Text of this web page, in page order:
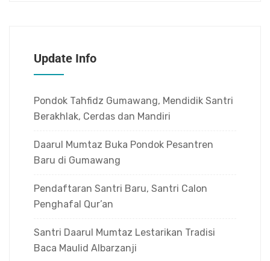
Update Info
Pondok Tahfidz Gumawang, Mendidik Santri
Berakhlak, Cerdas dan Mandiri
Daarul Mumtaz Buka Pondok Pesantren
Baru di Gumawang
Pendaftaran Santri Baru, Santri Calon
Penghafal Qur’an
Santri Daarul Mumtaz Lestarikan Tradisi
Baca Maulid Albarzanji